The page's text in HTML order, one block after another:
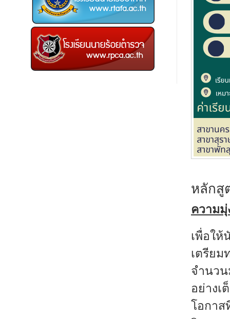
หลักสู
ความมุ่
เพื่อให้
เตรียม
จำนว
อย่างเ
โอกาส